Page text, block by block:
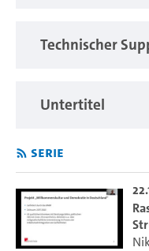
Technischer
Untertitel
Serie